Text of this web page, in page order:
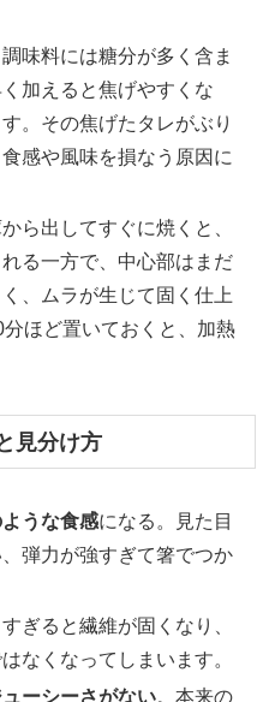
調味料には糖分が多く含ま
加えると焦げやすくな
。その焦げたタレがぶり
感や風味を損なう原因に
から出してすぐに焼くと、
る一方で、中心部はまだ
、ムラが生じて固く仕上
ほど置いておくと、加熱
見分け方
うな食感になる。見た目
弾力が強すぎて箸でつか
ぎると繊維が固くなり、
なくなってしまいます。
ューシーさがない。本来の